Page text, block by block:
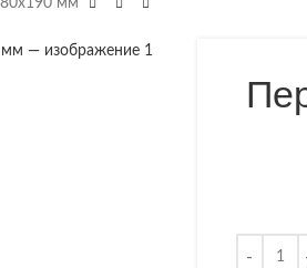
мм